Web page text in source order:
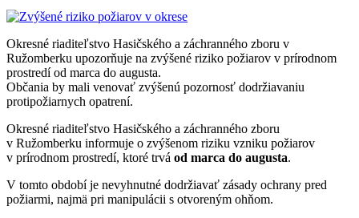
Okresné riaditeľstvo Hasičského a záchranného zboru v
Ružomberku upozorňuje na zvýšené riziko požiarov v prírodnom
prostredí od marca do augusta.
Občania by mali venovať zvýšenú pozornosť dodržiavaniu
protipožiarnych opatrení.
Okresné riaditeľstvo Hasičského a záchranného zboru
v Ružomberku informuje o zvýšenom riziku vzniku požiarov
v prírodnom prostredí, ktoré trvá od marca do augusta.
V tomto období je nevyhnutné dodržiavať zásady ochrany pred
požiarmi, najmä pri manipulácii s otvoreným ohňom.